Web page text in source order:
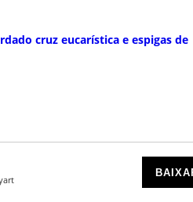
cruz eucarística e espigas de